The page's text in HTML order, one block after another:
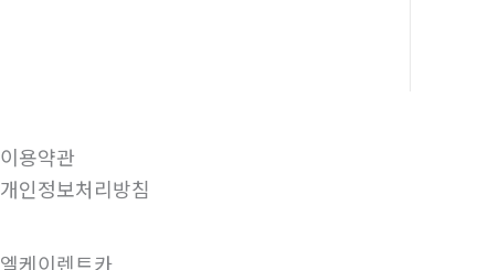
이용약관
개인정보처리방침
엘케이렌트카